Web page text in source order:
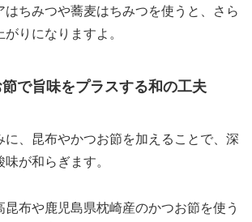
はちみつや蕎麦はちみつを使うと、さら
りになりますよ。
で旨味をプラスする和の工夫
に、昆布やかつお節を加えることで、深
が和らぎます。
昆布や鹿児島県枕崎産のかつお節を使う